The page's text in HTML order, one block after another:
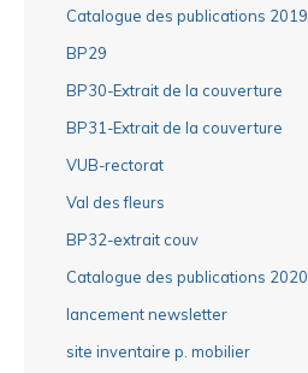
Catalogue des publications 2019
BP29
BP30-Extrait de la couverture
BP31-Extrait de la couverture
VUB-rectorat
Val des fleurs
BP32-extrait couv
Catalogue des publications 2020
lancement newsletter
site inventaire p. mobilier